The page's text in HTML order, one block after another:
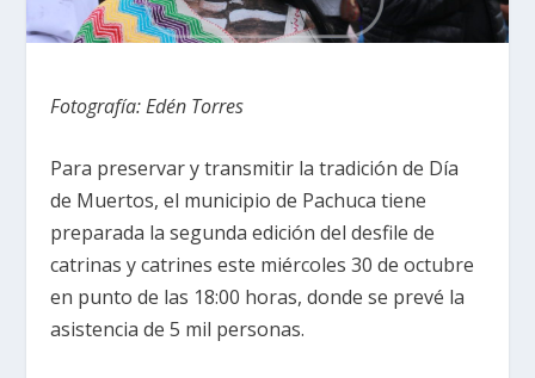
Fotografía: Edén Torres
Para preservar y transmitir la tradición de Día
de Muertos, el municipio de Pachuca tiene
preparada la segunda edición del desfile de
catrinas y catrines este miércoles 30 de octubre
en punto de las 18:00 horas, donde se prevé la
asistencia de 5 mil personas.